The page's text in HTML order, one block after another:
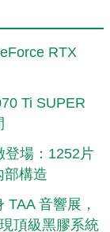
RTX
Ti SUPER
登場：1252片
部構造
音響展，
頂級黑膠系統